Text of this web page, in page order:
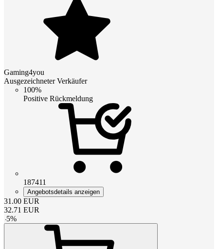
Gaming4you
Ausgezeichneter Verkäufer
100%
Positive Rückmeldung
187411
Angebotsdetails anzeigen
31.00 EUR
32.71 EUR
-5%